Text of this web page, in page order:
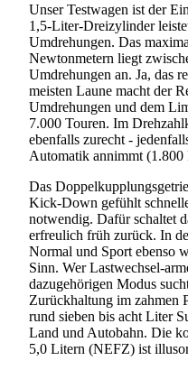
Unser Testwagen ist der
1,5-Liter-Dreizylinder
Umdrehungen. Das
Newtonmetern liegt
Umdrehungen an. Ja, das
meisten Laune macht der
Umdrehungen und dem
7.000 Touren. Im
ebenfalls zurecht -
Automatik annimmt (1.800
Das
Kick-Down gefühlt
notwendig. Dafür schaltet
erfreulich früh zurück. In
Normal und Sport ebenso
Sinn. Wer Lastwechsel-
dazugehörigen Modus
Zurückhaltung im zahmen
rund sieben bis acht Liter
Land und Autobahn. Die
5,0 Litern (NEFZ) ist